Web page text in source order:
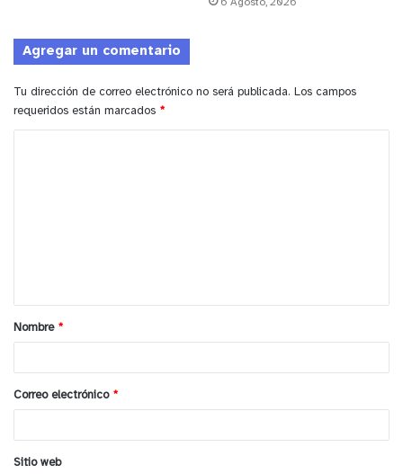
Agregar un comentario
Tu dirección de correo electrónico no será publicada. Los campos
requeridos están marcados *
a
r
*
Nombre *
Correo electrónico *
Sitio web